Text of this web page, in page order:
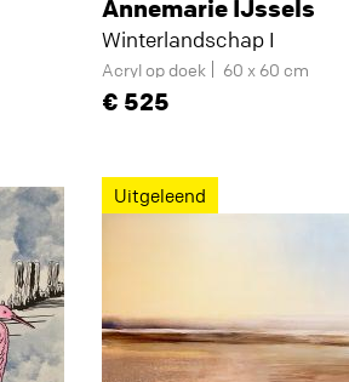
Annemarie IJssels
Winterlandschap I
Acryl op doek 60 x 60 cm
525
Uitgeleend